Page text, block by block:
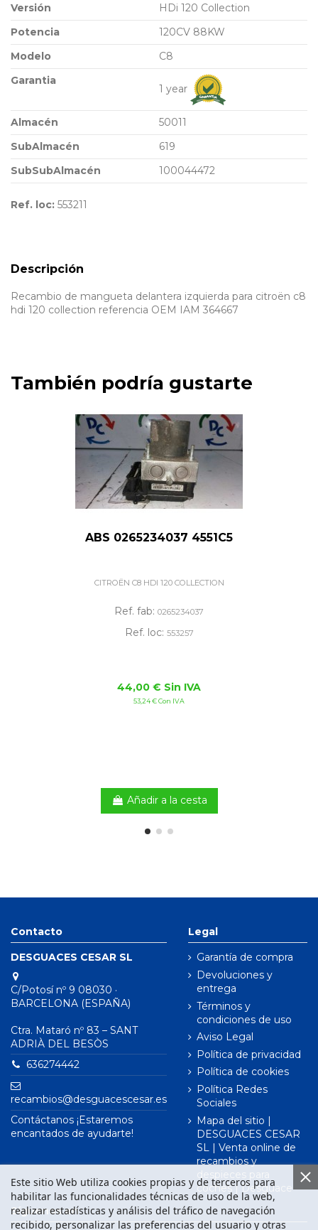
Versión
HDi 120 Collection
Potencia
120CV 88KW
Modelo
C8
Garantia
1 year
Almacén
50011
SubAlmacén
619
SubSubAlmacén
100044472
Ref. loc: 553211
Descripción
Recambio de mangueta delantera izquierda para citroën c8
hdi 120 collection referencia OEM IAM 364667
También podría gustarte
ABS 0265234037 4551C5
CITROËN C8 HDI 120 COLLECTION
Ref. fab: 0265234037
Ref. loc: 553257
44,00 € Sin IVA
53,24 € Con IVA
Añadir a la cesta
Contacto
DESGUACES CESAR SL
C/Potosí nº 9 08030 ·
BARCELONA (ESPAÑA)
Ctra. Mataró nº 83 – SANT
ADRIÀ DEL BESÒS
636274442
recambios@desguacescesar.es
Contáctanos ¡Estaremos
encantados de ayudarte!
Legal
Garantía de compra
Devoluciones y
entrega
Términos y
condiciones de uso
Aviso Legal
Política de privacidad
Política de cookies
Política Redes
Sociales
Mapa del sitio |
DESGUACES CESAR
SL | Venta online de
recambios y
despieces para
coches | Desguace
Este sitio Web utiliza cookies propias y de terceros para
habilitar las funcionalidades técnicas de uso de la web,
realizar estadísticas y análisis del tráfico de navegación
recibido, personalizar las preferencias del usuario y otras
Síguenos en